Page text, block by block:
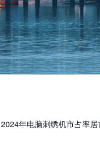
年电脑刺绣机市占率